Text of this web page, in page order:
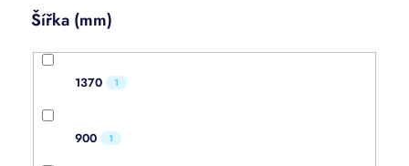
Šířka (mm)
1370 1
900 1